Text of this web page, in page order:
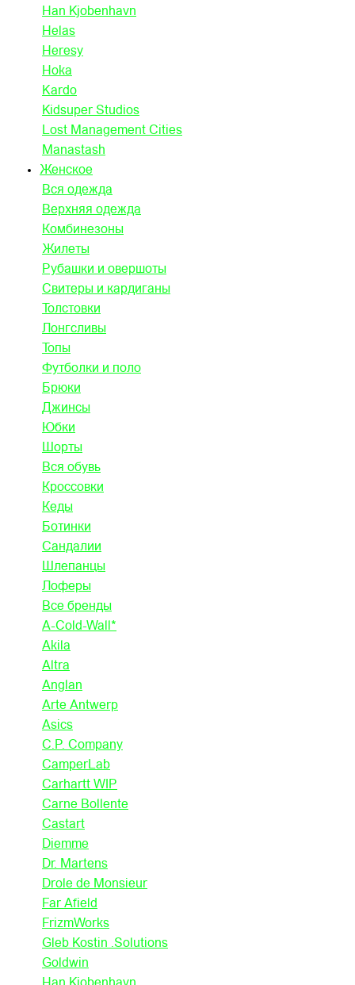
Han Kjobenhavn
Helas
Heresy
Hoka
Kardo
Kidsuper Studios
Lost Management Cities
Manastash
Женское
Вся одежда
Верхняя одежда
Комбинезоны
Жилеты
Рубашки и овершоты
Свитеры и кардиганы
Толстовки
Лонгсливы
Топы
Футболки и поло
Брюки
Джинсы
Юбки
Шорты
Вся обувь
Кроссовки
Кеды
Ботинки
Сандалии
Шлепанцы
Лоферы
Все бренды
A-Cold-Wall*
Akila
Altra
Anglan
Arte Antwerp
Asics
C.P. Company
CamperLab
Carhartt WIP
Carne Bollente
Castart
Diemme
Dr. Martens
Drole de Monsieur
Far Afield
FrizmWorks
Gleb Kostin .Solutions
Goldwin